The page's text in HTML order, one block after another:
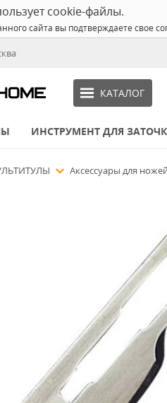
cookie-файлы.
сайта вы подтверждаете свое
КАТАЛОГ
ИНСТРУМЕНТ ДЛЯ
Аксессуары для ножей